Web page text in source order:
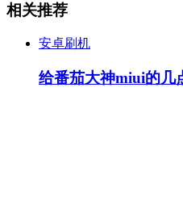
相关推荐
安卓刷机
给番茄大神miui的几